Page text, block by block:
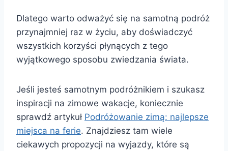
Dlatego warto odważyć się na samotną podróż
przynajmniej raz w życiu, aby doświadczyć
wszystkich korzyści płynących z tego
wyjątkowego sposobu zwiedzania świata.
Jeśli jesteś samotnym podróżnikiem i szukasz
inspiracji na zimowe wakacje, koniecznie
sprawdź artykuł Podróżowanie zimą: najlepsze
miejsca na ferie. Znajdziesz tam wiele
ciekawych propozycji na wyjazdy, które są